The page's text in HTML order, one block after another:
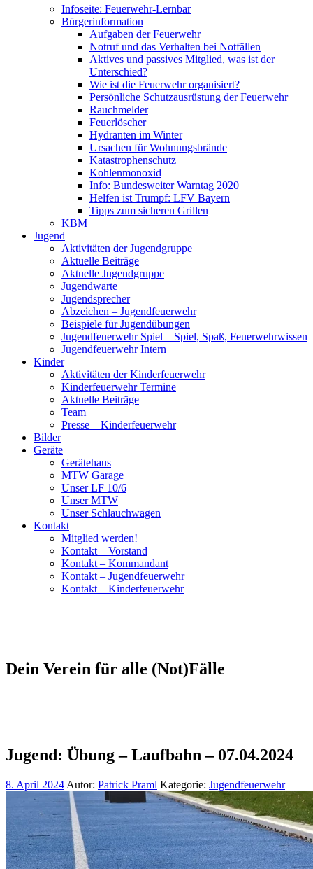
Infoseite: Feuerwehr-Lernbar
Bürgerinformation
Aufgaben der Feuerwehr
Notruf und das Verhalten bei Notfällen
Aktives und passives Mitglied, was ist der
Unterschied?
Wie ist die Feuerwehr organisiert?
Persönliche Schutzausrüstung der Feuerwehr
Rauchmelder
Feuerlöscher
Hydranten im Winter
Ursachen für Wohnungsbrände
Katastrophenschutz
Kohlenmonoxid
Info: Bundesweiter Warntag 2020
Helfen ist Trumpf: LFV Bayern
Tipps zum sicheren Grillen
KBM
Jugend
Aktivitäten der Jugendgruppe
Aktuelle Beiträge
Aktuelle Jugendgruppe
Jugendwarte
Jugendsprecher
Abzeichen – Jugendfeuerwehr
Beispiele für Jugendübungen
Jugendfeuerwehr Spiel – Spiel, Spaß, Feuerwehrwissen
Jugendfeuerwehr Intern
Kinder
Aktivitäten der Kinderfeuerwehr
Kinderfeuerwehr Termine
Aktuelle Beiträge
Team
Presse – Kinderfeuerwehr
Bilder
Geräte
Gerätehaus
MTW Garage
Unser LF 10/6
Unser MTW
Unser Schlauchwagen
Kontakt
Mitglied werden!
Kontakt – Vorstand
Kontakt – Kommandant
Kontakt – Jugendfeuerwehr
Kontakt – Kinderfeuerwehr
Dein Verein für alle (Not)Fälle
Jugend: Übung – Laufbahn – 07.04.2024
8. April 2024 Autor: Patrick Praml Kategorie: Jugendfeuerwehr